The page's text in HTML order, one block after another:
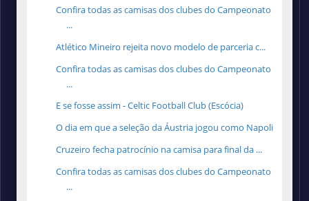
Confira todas as camisas dos clubes do Campeonato
...
Atlético Mineiro rejeita novo modelo de parceria c...
Confira todas as camisas dos clubes do Campeonato
...
E se fosse assim - Celtic Football Club (Escócia)
O dia em que a seleção da Áustria jogou como Napoli
Cruzeiro fecha patrocínio na camisa para final da ...
Confira todas as camisas dos clubes do Campeonato
...